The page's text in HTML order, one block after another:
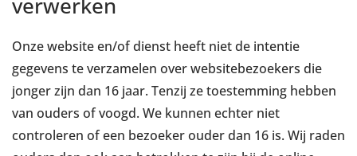
verwerken
Onze website en/of dienst heeft niet de intentie
gegevens te verzamelen over websitebezoekers die
jonger zijn dan 16 jaar. Tenzij ze toestemming hebben
van ouders of voogd. We kunnen echter niet
controleren of een bezoeker ouder dan 16 is. Wij raden